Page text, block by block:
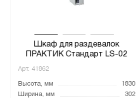
Шкаф для раздевалок
ПРАКТИК Стандарт LS-02
Арт. 41862
Высота, мм
1830
Ширина, мм
302